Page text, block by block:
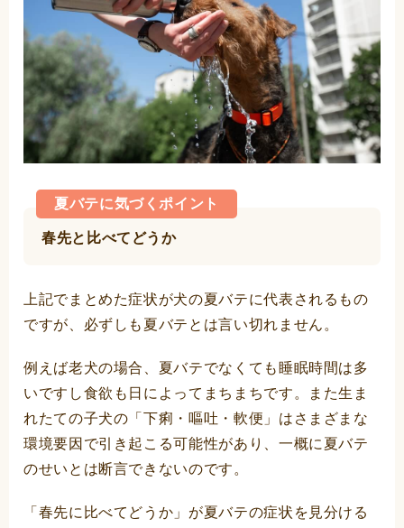
夏バテに気づくポイント
春先と比べてどうか
上記でまとめた症状が犬の夏バテに代表されるもの
ですが、必ずしも夏バテとは言い切れません。
例えば老犬の場合、夏バテでなくても睡眠時間は多
いですし食欲も日によってまちまちです。また生ま
れたての子犬の「下痢・嘔吐・軟便」はさまざまな
環境要因で引き起こる可能性があり、一概に夏バテ
のせいとは断言できないのです。
「春先に比べてどうか」が夏バテの症状を見分ける